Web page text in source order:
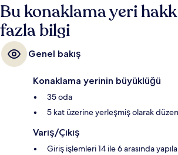
Bu konaklama yeri
fazla bilgi
Genel bakış
Konaklama yerinin büyüklüğü
35 oda
5 kat üzerine yerleşmiş olarak
Varış/Çıkış
Giriş işlemleri 14 ile 6 arasında